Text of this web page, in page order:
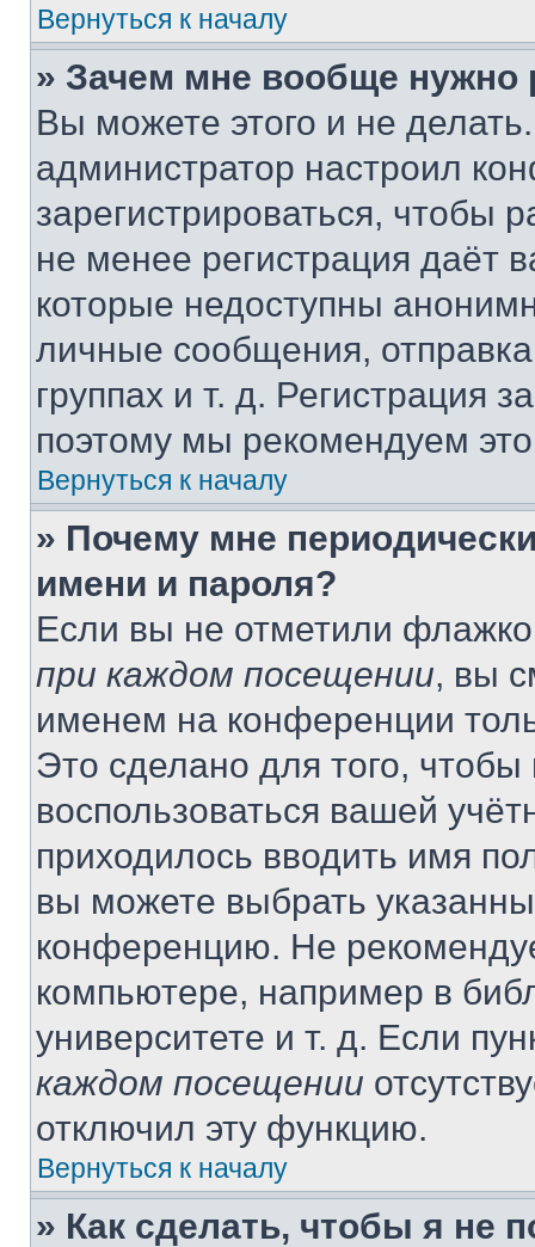
Вернуться к началу
» Зачем мне вообще нужно
Вы можете этого и не
администратор настроил
зарегистрироваться, чтобы
не менее регистрация даёт
которые недоступны
личные сообщения,
группах и т. д. Регистрация
поэтому мы рекомендуем
Вернуться к началу
» Почему мне
имени и пароля?
Если вы не отметили
при каждом посещении, вы
именем на конференции
Это сделано для того, чтобы
воспользоваться вашей
приходилось вводить имя
вы можете выбрать
конференцию. Не
компьютере, например в
университете и т. д. Если
каждом посещении
отключил эту функцию.
Вернуться к началу
» Как сделать, чтобы я не